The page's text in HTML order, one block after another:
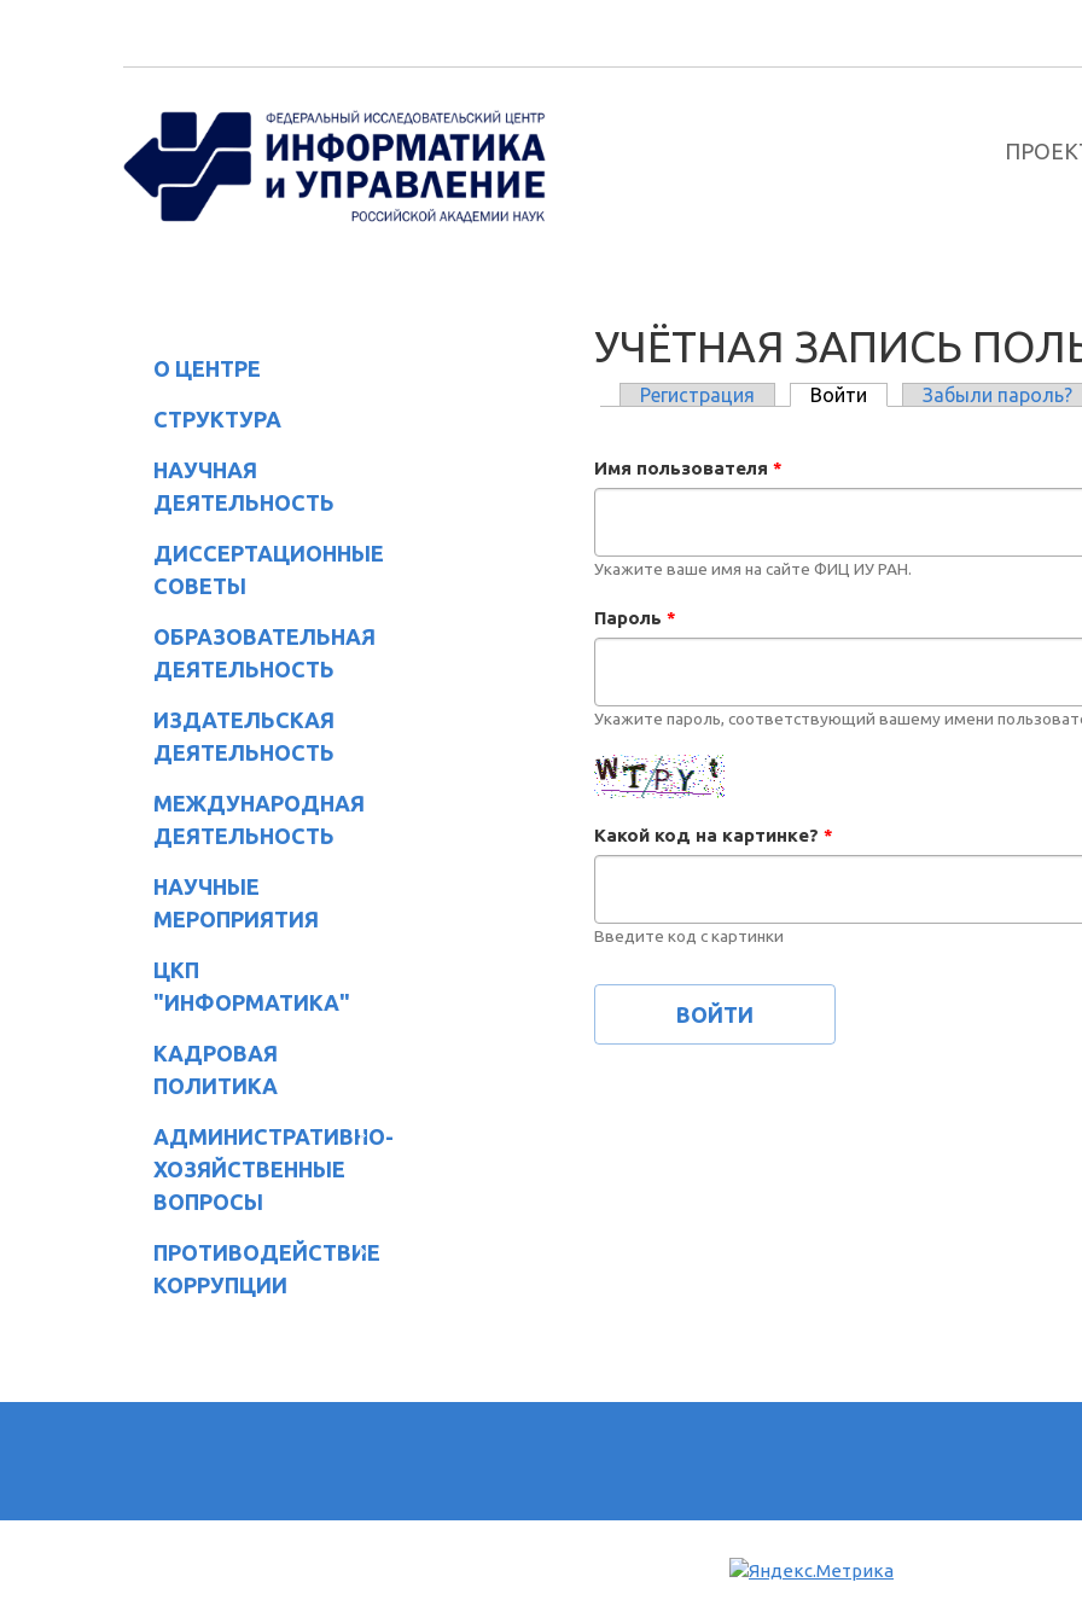
О ЦЕНТРЕ
СТРУКТУРА
НАУЧНАЯ
ДЕЯТЕЛЬНОСТЬ
ДИССЕРТАЦИОННЫЕ
СОВЕТЫ
ОБРАЗОВАТЕЛЬНАЯ
ДЕЯТЕЛЬНОСТЬ
ИЗДАТЕЛЬСКАЯ
ДЕЯТЕЛЬНОСТЬ
МЕЖДУНАРОДНАЯ
ДЕЯТЕЛЬНОСТЬ
НАУЧНЫЕ
МЕРОПРИЯТИЯ
ЦКП
"ИНФОРМАТИКА"
КАДРОВАЯ
ПОЛИТИКА
АДМИНИСТРАТИВНО-
ХОЗЯЙСТВЕННЫЕ
ВОПРОСЫ
ПРОТИВОДЕЙСТВИЕ
КОРРУПЦИИ
УЧЁТНАЯ ЗАПИСЬ
Регистрация Войти (активная вкладка)
Забыли пароль?
Имя пользователя *
Укажите ваше имя на сайте ФИЦ ИУ РАН.
Пароль *
Укажите пароль, соответствующий вашему имени
Какой код на картинке? *
Введите код с картинки